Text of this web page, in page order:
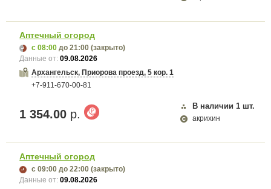
Аптечный огород
с 08:00 до 21:00 (закрыто)
Данные от:09.08.2026
Архангельск, Приорова проезд, 5 кор. 1
+7-911-670-00-81
1 354.00 р.
В наличии 1 шт.
акрихин
Аптечный огород
с 09:00 до 22:00 (закрыто)
Данные от:09.08.2026